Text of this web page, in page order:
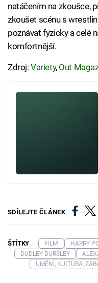
natáčením na zkoušce,
zkoušet scénu s
poznávat fyzicky a celé
komfortnější.
Zdroj:Variety, Out
SDÍLEJTE ČLÁNEK
ŠTÍTKY FILM HARRY
DUDLEY DURSLEY
UMĚNÍ, KULTURA,